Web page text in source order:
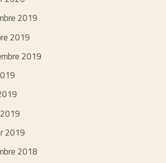
2019
2019
2019
2019
2018